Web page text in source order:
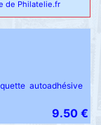
de Philatelie.fr
autoadhésive
9.50 €